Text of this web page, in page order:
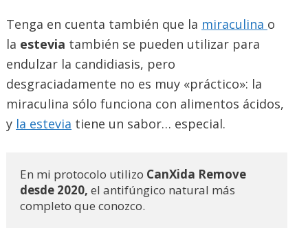
Tenga en cuenta también que la miraculina o
la estevia también se pueden utilizar para
endulzar la candidiasis, pero
desgraciadamente no es muy «práctico»: la
miraculina sólo funciona con alimentos ácidos,
y la estevia tiene un sabor… especial.
En mi protocolo utilizo CanXida Remove
desde 2020, el antifúngico natural más
completo que conozco.